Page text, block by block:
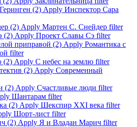
(2) Apply Инспектор Сара
(2) Apply Мартен С. Снейдер filter
(2) Apply Проект Славы Сэ filter
приправой (2) Apply Романтика с
filter
(2) Apply С небес на землю filter
(2) Apply Современный
(2) Apply Счастливые люди filter
Шантарам filter
(2) Apply Шекспир XXI века filter
Шорт-лист filter
(2) Apply Я и Владан Марич filter